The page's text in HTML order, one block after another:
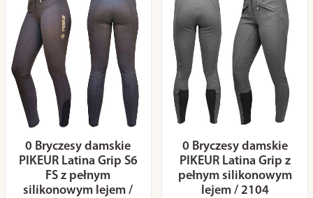
0 Bryczesy damskie
PIKEUR Latina Grip S6
FS z pełnym
silikonowym lejem /
0 Bryczesy damskie
PIKEUR Latina Grip z
pełnym silikonowym
lejem / 2104